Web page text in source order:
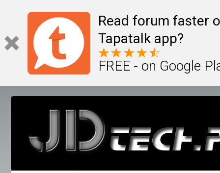
Read forum faster
Tapatalk app?
FREE - on Google